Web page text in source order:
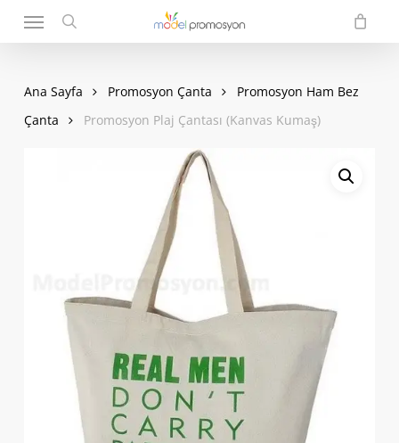
search
Menu
Ana Sayfa Promosyon Çanta
Promosyon Ham Bez
Çanta
Promosyon Plaj Çantası (Kanvas Kumaş)